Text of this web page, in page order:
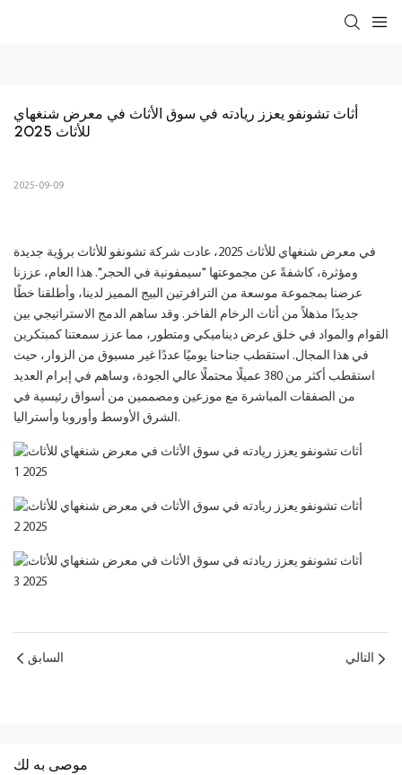
أثاث تشونفو يعزز ريادته في سوق الأثاث في معرض شنغهاي
للأثاث 2025
2025-09-09
في معرض شنغهاي للأثاث 2025، عادت شركة تشونفو للأثاث برؤية جديدة
ومؤثرة، كاشفةً عن مجموعتها "سيمفونية في الحجر". هذا العام، عززنا
عرضنا بمجموعة موسعة من الترافرتين البيج المميز لدينا، وأطلقنا خطًا
جديدًا مذهلاً من أثاث الرخام الفاخر. وقد ساهم الدمج الاستراتيجي بين
القوام والمواد في خلق عرض ديناميكي ومتطور، مما عزز سمعتنا كمبتكرين
في هذا المجال. استقطب جناحنا يوميًا عددًا غير مسبوق من الزوار، حيث
استقطب أكثر من 380 عميلًا محتملًا عالي الجودة، وساهم في إبرام العديد
من الصفقات المباشرة مع موزعين ومصممين من أسواق رئيسية في
الشرق الأوسط وأوروبا وأستراليا.
السابق التالي
موصى به لك